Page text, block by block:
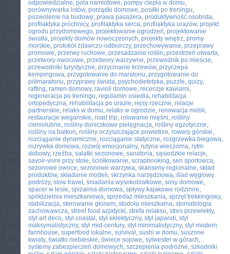
odpowiedzialne, pola namiotowe, pompy ciepła w domu,
porównywarka lotów, porządki domowe, posiłki po treningu,
pozwolenie na budowę, prawa pasażera, produktywność osobista,
profilaktyka próchnicy, profilaktyka serca, profilaktyka urazów, projekt
ogrodu przydomowego, projektowanie ogrodzeń, projektowanie
światła, projekty domów nowoczesnych, projekty wnętrz, promy
morskie, protokół zdawczo-odbiorczy, przechowywanie, przeprawy
promowe, przerwy ruchowe, przesadzanie roślin, przestrzeń otwarta,
przetwory owocowe, przetwory warzywne, przewodnik po mieście,
przewodniki turystyczne, przycinanie krzewów, przyczepa
kempingowa, przygotowanie do maratonu, przygotowanie do
półmaratonu, przyprawy świata, psychodietetyka, puzzle, quizy,
rafting, ramen domowy, ravioli domowe, recenzje kawiarni,
regeneracja po treningu, regulamin osiedla, rehabilitacja
ortopedyczna, rehabilitacja po urazie, rejsy rzeczne, relacje
partnerskie, relaks w domu, relaks w ogrodzie, renowacja mebli,
restauracje wegańskie, road trip, rolowanie mięśni, rośliny
cieniolubne, rośliny doniczkowe pielęgnacja, rośliny egzotyczne,
rośliny na balkon, rośliny oczyszczające powietrze, rowery górskie,
rozciąganie dynamiczne, rozciąganie statyczne, rozgrzewka biegowa,
rozrywka domowa, rozwój emocjonalny, rutyna wieczorna, rytm
dobowy, rzeźba, sałatki sezonowe, sanatoria, sąsiedzkie relacje,
savoir-vivre przy stole, ściółkowanie, scrapbooking, sen sportowca,
sezonowe owoce, sezonowe warzywa, skanseny regionalne, skład
produktów, składanie modeli, skrzynka narzędziowa, ślad węglowy
podróży, slow travel , śniadania wysokobiałkowe, sosy domowe,
spacer w lesie, spiżarnia domowa, spływy kajakowe rodzinne,
spółdzielnia mieszkaniowa, sprzedaż mieszkania, sprzęt trekkingowy,
stabilizacja, sterowanie głosem, stodoła mieszkalna, stomatologia
zachowawcza, street food azjatycki, strefa relaksu, stres przewlekły,
styl art deco, styl coastal , styl eklektyczny, styl japandi, styl
maksymalistyczny, styl mid-century, styl minimalistyczny, styl modern
farmhouse, superfood lokalne, survival , sushi w domu, suszone
kwiaty, światło niebieskie, świece sojowe, sylwester w górach,
systemy zabezpieczeń domowych, szczepienia podróżne, szkodniki